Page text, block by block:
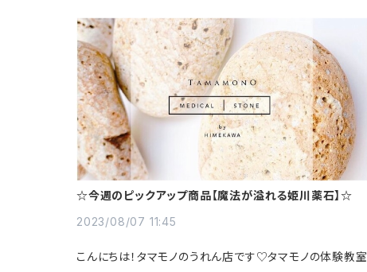
☆今週のピックアップ商品【魔法が溢れる姫川薬石】☆
2023/08/07 11:45
こんにちは！タマモノのうれん店です♡タマモノの体験教室